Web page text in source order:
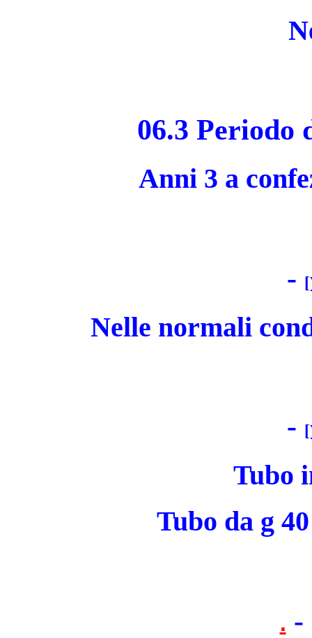
06.3 Periodo
Anni 3 a
-
Nelle normali
-
Tubo
Tubo da g
. -